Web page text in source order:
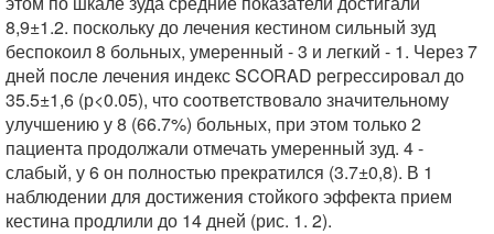
8,9±1.2. поскольку до лечения кестином сильный зуд
беспокоил 8 больных, умеренный - 3 и легкий - 1. Через 7
дней после лечения индекс SCORAD регрессировал до
35.5±1,6 (р<0.05), что соответствовало значительному
улучшению у 8 (66.7%) больных, при этом только 2
пациента продолжали отмечать умеренный зуд. 4 -
слабый, у 6 он полностью прекратился (3.7±0,8). В 1
наблюдении для достижения стойкого эффекта прием
кестина продлили до 14 дней (рис. 1. 2).